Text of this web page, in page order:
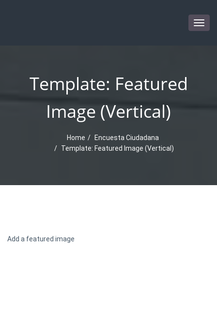
Template: Featured
Image (Vertical)
Home
Encuesta Ciudadana
Template: Featured Image (Vertical)
Add a featured image